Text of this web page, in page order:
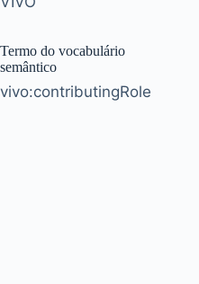
Termo do vocabulário
semântico
vivo:contributingRole